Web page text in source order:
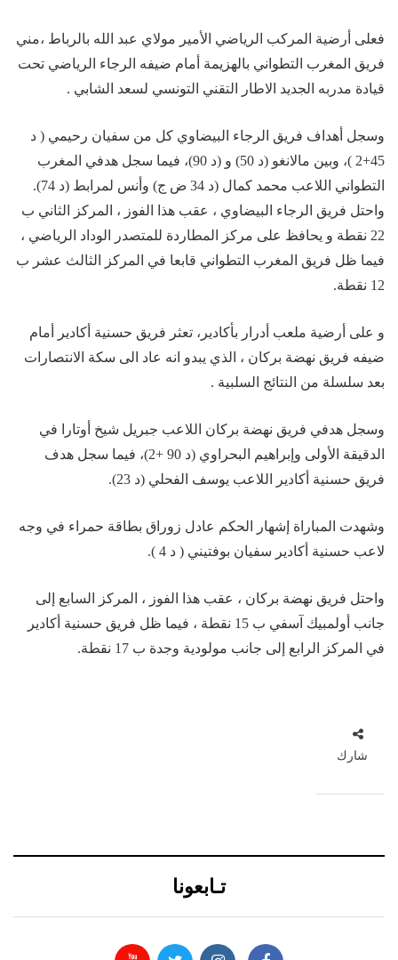
فعلى أرضية المركب الرياضي الأمير مولاي عبد الله بالرباط ،مني
فريق المغرب التطواني بالهزيمة أمام ضيفه الرجاء الرياضي تحت
قيادة مدربه الجديد الاطار التقني التونسي لسعد الشابي .
وسجل أهداف فريق الرجاء البيضاوي كل من سفيان رحيمي ( د
45+2 )، وبين مالانغو (د 50) و (د 90)، فيما سجل هدفي المغرب
التطواني اللاعب محمد كمال (د 34 ض ج) وأنس لمرابط (د 74).
واحتل فريق الرجاء البيضاوي ، عقب هذا الفوز ، المركز الثاني ب
22 نقطة و يحافظ على مركز المطاردة للمتصدر الوداد الرياضي ،
فيما ظل فريق المغرب التطواني قابعا في المركز الثالث عشر ب
12 نقطة.
و على أرضية ملعب أدرار بأكادير، تعثر فريق حسنية أكادير أمام
ضيفه فريق نهضة بركان ، الذي يبدو انه عاد الى سكة الانتصارات
بعد سلسلة من النتائج السلبية .
وسجل هدفي فريق نهضة بركان اللاعب جبريل شيخ أوتارا في
الدقيقة الأولى وإبراهيم البحراوي (د 90 +2)، فيما سجل هدف
فريق حسنية أكادير اللاعب يوسف الفحلي (د 23).
وشهدت المباراة إشهار الحكم عادل زوراق بطاقة حمراء في وجه
لاعب حسنية أكادير سفيان بوفتيني ( د 4 ).
واحتل فريق نهضة بركان ، عقب هذا الفوز ، المركز السابع إلى
جانب أولمبيك آسفي ب 15 نقطة ، فيما ظل فريق حسنية أكادير
في المركز الرابع إلى جانب مولودية وجدة ب 17 نقطة.
شارك
تـابعونا